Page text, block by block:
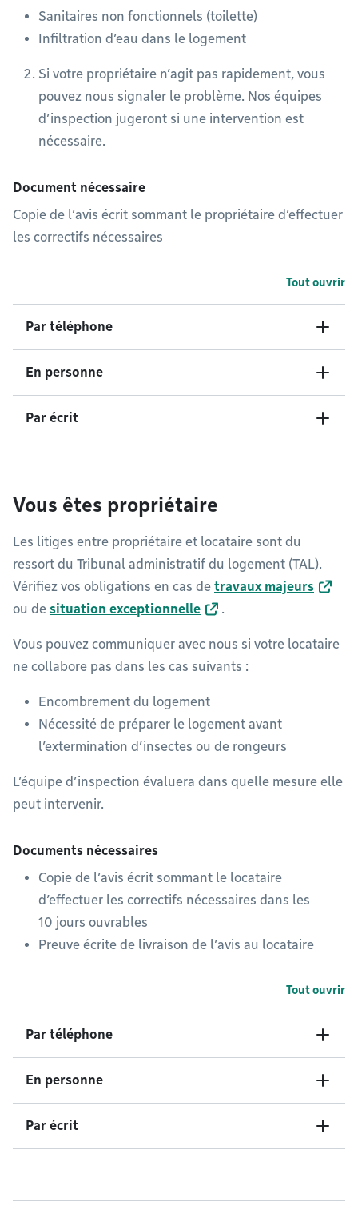
Sanitaires non fonctionnels (toilette)
Infiltration d’eau dans le logement
Si votre propriétaire n’agit pas rapidement, vous
pouvez nous signaler le problème. Nos équipes
d’inspection jugeront si une intervention est
nécessaire.
Document nécessaire
Copie de l’avis écrit sommant le propriétaire d’effectuer
les correctifs nécessaires
Tout ouvrir
Par téléphone
En personne
Par écrit
Vous êtes propriétaire
Les litiges entre propriétaire et locataire sont du
ressort du Tribunal administratif du logement (TAL).
Vérifiez vos obligations en cas de travaux majeurs
ou de situation exceptionnelle .
Vous pouvez communiquer avec nous si votre locataire
ne collabore pas dans les cas suivants :
Encombrement du logement
Nécessité de préparer le logement avant
l’extermination d’insectes ou de rongeurs
L’équipe d’inspection évaluera dans quelle mesure elle
peut intervenir.
Documents nécessaires
Copie de l’avis écrit sommant le locataire
d’effectuer les correctifs nécessaires dans les
10 jours ouvrables
Preuve écrite de livraison de l’avis au locataire
Tout ouvrir
Par téléphone
En personne
Par écrit